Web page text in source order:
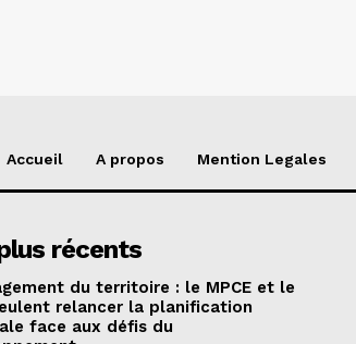
Accueil A propos Mention Legales
récents
du territoire : le MPCE et le
relancer la planification
face aux défis du